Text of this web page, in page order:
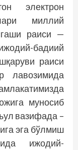
электрон
миллий
раиси —
бадиий
раиси
лавозимида
муносиб
вазифада –
эга бўлмиш
ижодий-